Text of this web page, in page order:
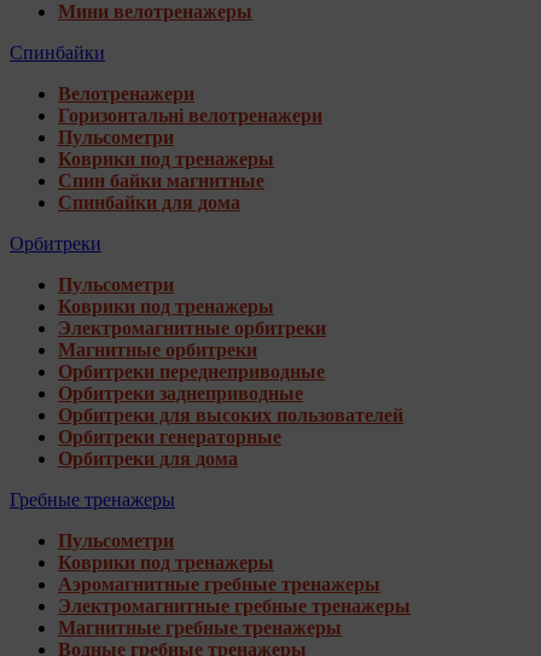
Мини велотренажеры
Спинбайки
Велотренажери
Горизонтальні велотренажери
Пульсометри
Коврики под тренажеры
Спин байки магнитные
Спинбайки для дома
Орбитреки
Пульсометри
Коврики под тренажеры
Электромагнитные орбитреки
Магнитные орбитреки
Орбитреки переднеприводные
Орбитреки заднеприводные
Орбитреки для высоких пользователей
Орбитреки генераторные
Орбитреки для дома
Гребные тренажеры
Пульсометри
Коврики под тренажеры
Аэромагнитные гребные тренажеры
Электромагнитные гребные тренажеры
Магнитные гребные тренажеры
Водные гребные тренажеры